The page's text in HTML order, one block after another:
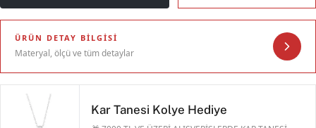
ÜRÜN DETAY BILGISI
Materyal, ölçü ve tüm detaylar
Kar Tanesi Kolye Hediye